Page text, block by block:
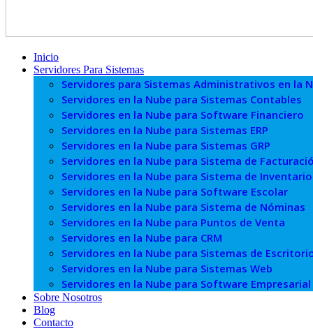
Inicio
Servidores Para Sistemas
Servidores para Sistemas Administrativos en la
Servidores en la Nube para Sistemas Contables
Servidores en la Nube para Software Financiero
Servidores en la Nube para Sistemas ERP
Servidores en la Nube para Sistemas GRP
Servidores en la Nube para Sistema de
Servidores en la Nube para Sistema de
Servidores en la Nube para Software Escolar
Servidores en la Nube para Sistema de Nóminas
Servidores en la Nube para Puntos de Venta
Servidores en la Nube para CRM
Servidores en la Nube para Sistemas de
Servidores en la Nube para Sistemas Web
Servidores en la Nube para Software Empresarial
Sobre Nosotros
Blog
Contacto